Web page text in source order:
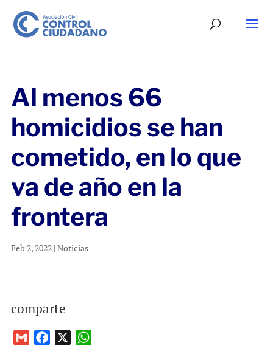
Al menos 66
homicidios se han
cometido, en lo que
va de año en la
frontera
Feb 2, 2022| Noticias
comparte